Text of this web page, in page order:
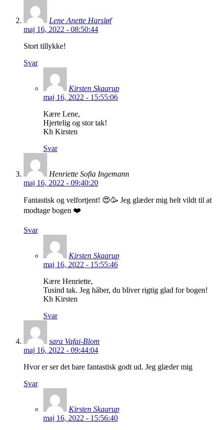
Lene Anette Harsløf
maj 16, 2022 - 08:50:44
Stort tillykke!
Svar
Kirsten Skaarup
maj 16, 2022 - 15:55:06
Kære Lene,
Hjertelig og stor tak!
Kh Kirsten
Svar
Henriette Sofia Ingemann
maj 16, 2022 - 09:40:20
Fantastisk og velfortjent! 😍🥳 Jeg glæder mig helt vildt til at
modtage bogen ❤️
Svar
Kirsten Skaarup
maj 16, 2022 - 15:55:46
Kære Henriette,
Tusind tak. Jeg håber, du bliver rigtig glad for bogen!
Kh Kirsten
Svar
sara Vafai-Blom
maj 16, 2022 - 09:44:04
Hvor er ser det bare fantastisk godt ud. Jeg glæder mig
Svar
Kirsten Skaarup
maj 16, 2022 - 15:56:40